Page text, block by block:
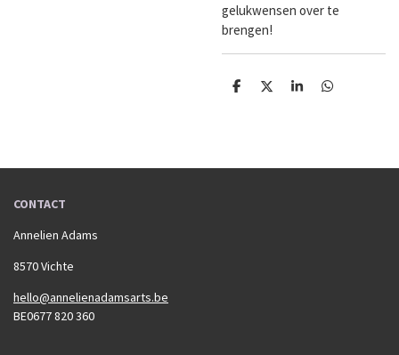
gelukwensen over te
brengen!
D
D
S
D
CONTACT
Annelien Adams
8570 Vichte
hello@annelienadamsarts.be
BE0677 820 360